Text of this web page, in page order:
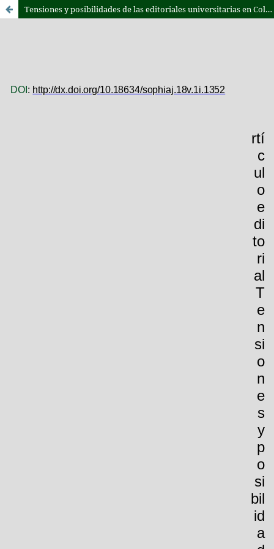
Tensiones y posibilidades de las editoriales universitarias en Colombia